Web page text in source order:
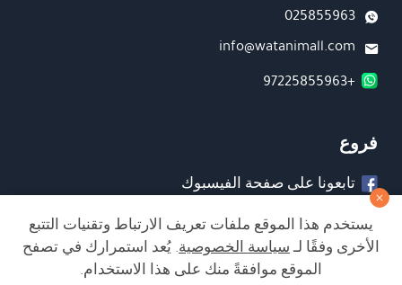
025855963
info@watanimall.com
+97225855963
فروع
تابعونا على صفحة الفيسبوك
يستخدم هذا الموقع ملفات تعريف الارتباط وتقنيات التتبع
الأخرى وفقًا لـسياسة الخصوصية. يُعد استمرارك في تصفح
الموقع موافقةً منك على هذا الاستخدام.